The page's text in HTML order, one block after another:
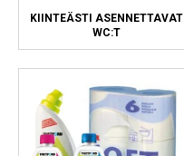
KIINTEÄSTI ASENNETTAVAT
WC:T